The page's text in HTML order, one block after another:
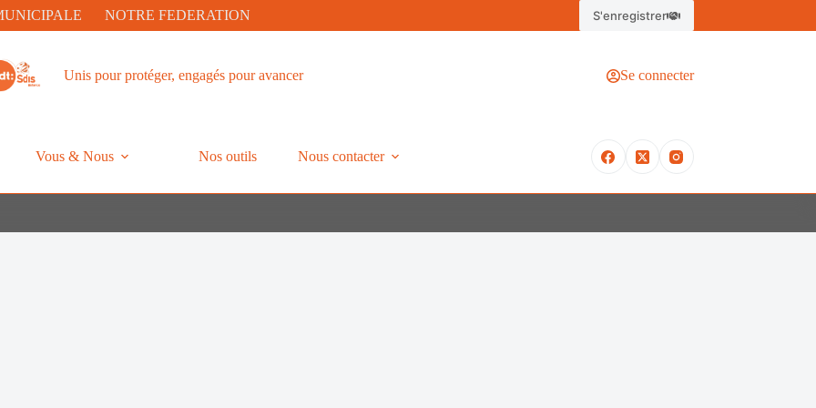
NOTRE FEDERATION S'enregistrer
Unis pour protéger, engagés pour avancer Se connecter
Vous & Nous Nos outils Nous contacter